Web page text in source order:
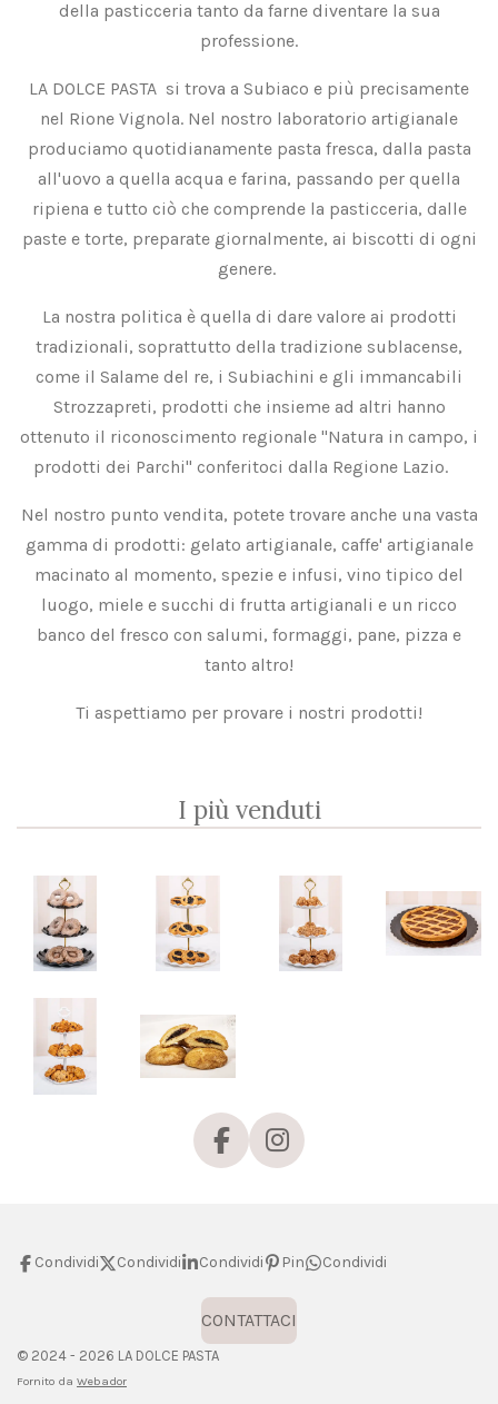
della pasticceria tanto da farne diventare la sua
professione.
LA DOLCE PASTA si trova a Subiaco e più precisamente
nel Rione Vignola. Nel nostro laboratorio artigianale
produciamo quotidianamente pasta fresca, dalla pasta
all'uovo a quella acqua e farina, passando per quella
ripiena e tutto ciò che comprende la pasticceria, dalle
paste e torte, preparate giornalmente, ai biscotti di ogni
genere.
La nostra politica è quella di dare valore ai prodotti
tradizionali, soprattutto della tradizione sublacense,
come il Salame del re, i Subiachini e gli immancabili
Strozzapreti, prodotti che insieme ad altri hanno
ottenuto il riconoscimento regionale "Natura in campo, i
prodotti dei Parchi" conferitoci dalla Regione Lazio.
Nel nostro punto vendita, potete trovare anche una vasta
gamma di prodotti: gelato artigianale, caffe' artigianale
macinato al momento, spezie e infusi, vino tipico del
luogo, miele e succhi di frutta artigianali e un ricco
banco del fresco con salumi, formaggi, pane, pizza e
tanto altro!
Ti aspettiamo per provare i nostri prodotti!
I più venduti
F
b
o
k
I
a
r
a
Condividi Condividi Condividi Pin Condividi
CONTATTACI
© 2024 - 2026 LA DOLCE PASTA
Fornito da Webador